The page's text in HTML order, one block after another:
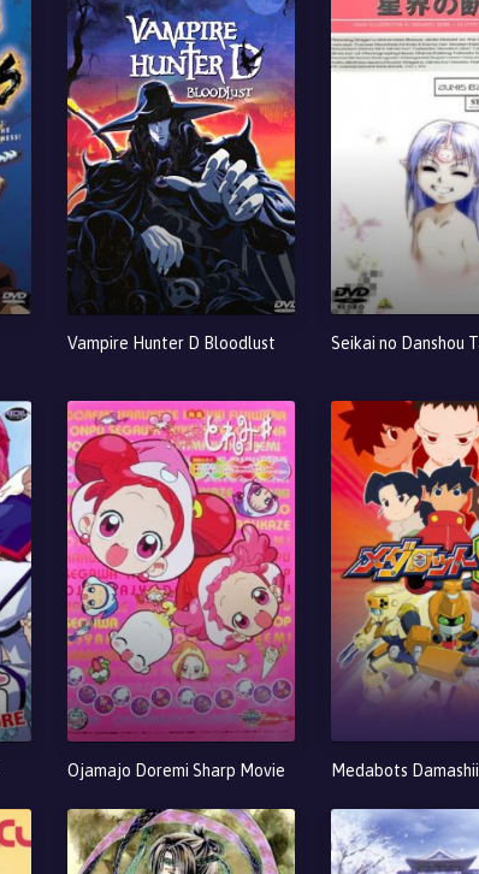
Vampire Hunter D Bloodlust Seikai no Danshou
Ojamajo Doremi Sharp Movie Medabots Damashii